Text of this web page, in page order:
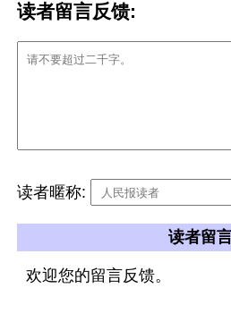
读者留言反馈:
读者暱称:
读者留
欢迎您的留言反馈。